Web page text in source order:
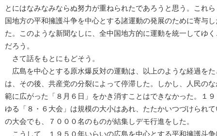
とにはなみなみならぬ努力が重ねられたであろうと思う。これ
国地方の平和擁護斗争を中心とする諸運動の発展のために寄与
た。このような新聞なしに、全中国地方的に運動を統一してゆ
だろう。
さて話をもとにもどそう。
広島を中心とする原水爆反対の運動は、以上のような経過を
は、その後、共産党の分裂によって停滞した。しかし、人民の
範に広がった「８月６日」をかき消すことはできなかった。１
ゆる「８・６大会」は規模の大小はあれ、たたかいつづけられ
の大会でも、７０００名のものが結集しデモ行進をした。
こうして、１９５０年いらいの広島を中心とする平和擁護斗